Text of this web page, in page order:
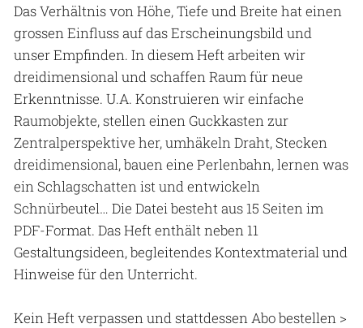
Das Verhältnis von Höhe, Tiefe und Breite hat einen
grossen Einfluss auf das Erscheinungsbild und
unser Empfinden. In diesem Heft arbeiten wir
dreidimensional und schaffen Raum für neue
Erkenntnisse. U.A. Konstruieren wir einfache
Raumobjekte, stellen einen Guckkasten zur
Zentralperspektive her, umhäkeln Draht, Stecken
dreidimensional, bauen eine Perlenbahn, lernen was
ein Schlagschatten ist und entwickeln
Schnürbeutel… Die Datei besteht aus 15 Seiten im
PDF-Format. Das Heft enthält neben 11
Gestaltungsideen, begleitendes Kontextmaterial und
Hinweise für den Unterricht.
Kein Heft verpassen und stattdessen Abo bestellen >